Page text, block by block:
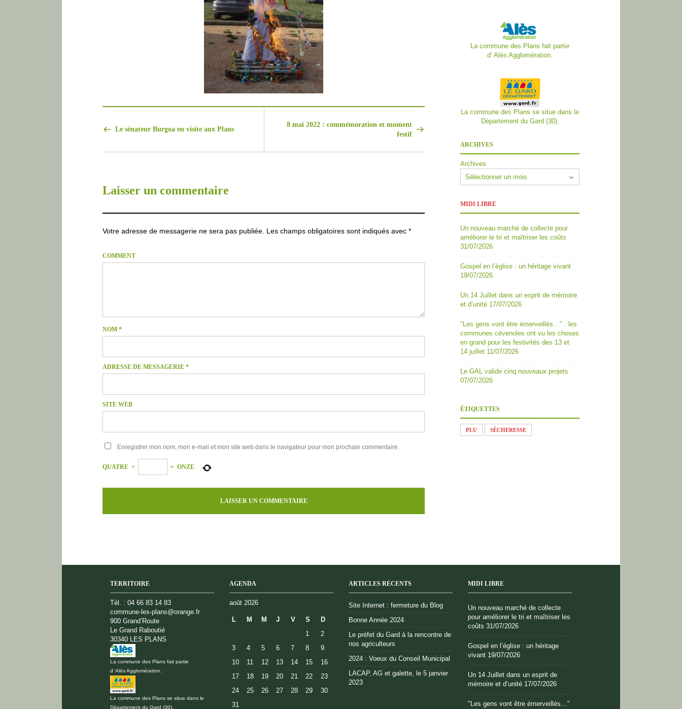
Le sénateur Burgoa en visite aux Plans
8 mai 2022 : commémoration et moment
festif
Laisser un commentaire
Votre adresse de messagerie ne sera pas publiée. Les champs obligatoires sont indiqués avec *
COMMENT
NOM *
ADRESSE DE MESSAGERIE *
SITE WEB
Enregistrer mon nom, mon e-mail et mon site web dans le navigateur pour mon prochain commentaire.
QUATRE + = ONZE
La commune des Plans fait partie
d’ Alès Agglomération.
La commune des Plans se situe dans le
Département du Gard (30).
ARCHIVES
Archives
MIDI LIBRE
Un nouveau marché de collecte pour
améliorer le tri et maîtriser les coûts
31/07/2026
Gospel en l’église : un héritage vivant
19/07/2026
Un 14 Juillet dans un esprit de mémoire
et d’unité 17/07/2026
"Les gens vont être émerveillés…" : les
communes cévenoles ont vu les choses
en grand pour les festivités des 13 et
14 juillet 11/07/2026
Le GAL valide cinq nouveaux projets
07/07/2026
ÉTIQUETTES
PLU SÈCHERESSE
TERRITOIRE
Tél. : 04 66 83 14 83
commune-les-plans@orange.fr
900 Grand’Route
Le Grand Raboutié
30340 LES PLANS
La commune des Plans fait partie
d’ Alès Agglomération.
La commune des Plans se situe dans le
Département du Gard (30).
AGENDA
août 2026
L M M J V S
D
1
2
3
4 5 6 7 8
9
10
11 12 13 14 15
16
17
18 19 20 21 22
23
24
25 26 27 28 29
30
31
ARTICLES RÉCENTS
Site Internet : fermeture du Blog
Bonne Année 2024
Le préfet du Gard à la rencontre de
nos agriculteurs
2024 : Voeux du Conseil Municipal
LACAP, AG et galette, le 5 janvier
2023
MIDI LIBRE
Un nouveau marché de collecte
pour améliorer le tri et maîtriser les
coûts 31/07/2026
Gospel en l’église : un héritage
vivant 19/07/2026
Un 14 Juillet dans un esprit de
mémoire et d’unité 17/07/2026
"Les gens vont être émerveillés…"